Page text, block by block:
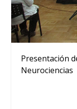
Presentación
Neurociencias